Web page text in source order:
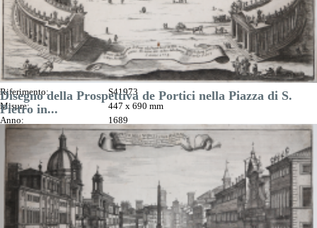
Disegno delle tre principali colonne antiche che si vedono
in Roma ...
Matteo Gregorio De
ROSSI
Riferimento:
S41973
Misure:
447 x 690 mm
Anno:
1689
Prezzo
600,00 €
 Anteprima
DESCRIZIONE
Disegno della Prospettiva de Portici nella Piazza di S.
Pietro in...
Pietro Paolo
Riferimento:
Misure:
520 x 430 mm
Anno:
1690 ca.
Luogo di Stampa:
Roma
Prezzo
750,00 €